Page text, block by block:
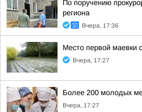
По поручению
региона
Вчера, 17:36
Место первой маевки
Вчера, 17:27
Более 200 молодых
Вчера, 17:27